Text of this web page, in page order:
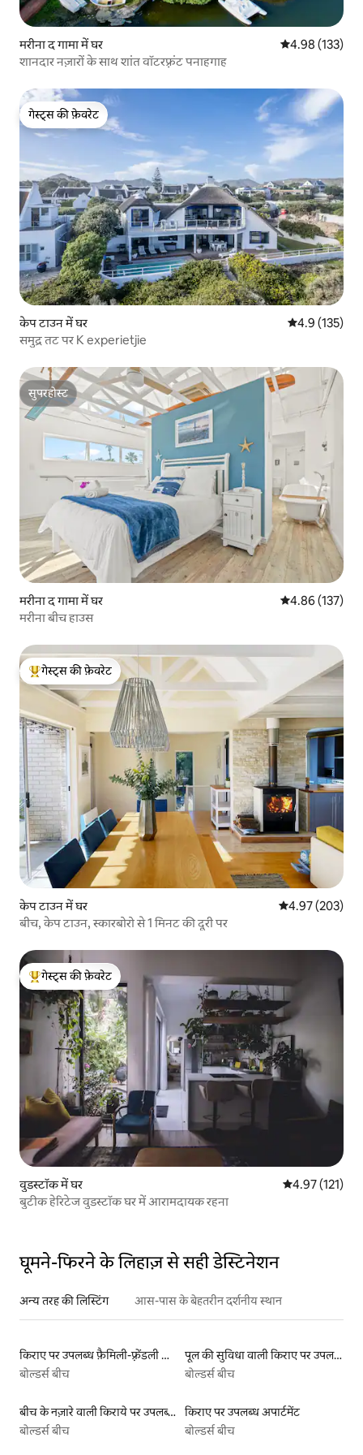
मरीना द गामा में घर औसत रेटिंग 5 में से
4.98 (133)
शानदार नज़ारों के साथ शांत वॉटरफ़्रंट पनाहगाह
गेस्ट्स की फ़ेवरेट
गेस्ट्स की फ़ेवरेट
केप टाउन में घर औसत रेटिंग 5 में
4.9 (135)
समुद्र तट पर K experietjie
सुपरहोस्ट
सुपरहोस्ट
मरीना द गामा में घर औसत रेटिंग 5 में से
4.86 (137)
मरीना बीच हाउस
गेस्ट्स का टॉप फ़ेवरेट
गेस्ट्स की फ़ेवरेट
केप टाउन में घर औसत रेटिंग 5 में से
4.97 (203)
बीच, केप टाउन, स्कारबोरो से 1 मिनट की दूरी पर
गेस्ट्स का टॉप फ़ेवरेट
गेस्ट्स की फ़ेवरेट
वुडस्टॉक में घर औसत रेटिंग 5 में से
4.97 (121)
बुटीक हेरिटेज वुडस्टॉक घर में आरामदायक रहना
घूमने-फिरने के लिहाज़ से सही डेस्टिनेशन
अन्य तरह की लिस्टिंग आस-पास के बेहतरीन दर्शनीय स्थान
किराए पर उपलब्ध फ़ैमिली-फ़्रेंडली लिस्टिंग
बोल्डर्स बीच
पूल की सुविधा वाली किराए पर उपलब्ध लिस्टिंग
बोल्डर्स बीच
बीच के नज़ारे वाली किराये पर उपलब्ध लिस्टिंग
बोल्डर्स बीच
किराए पर उपलब्ध अपार्टमेंट
बोल्डर्स बीच